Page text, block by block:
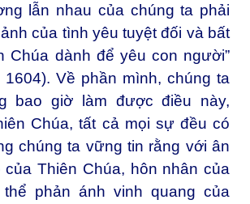
lẫn nhau của chúng ta phải
của tình yêu tuyệt đối và bất
Chúa dành để yêu con người”
1604). Về phần mình, chúng ta
bao giờ làm được điều này,
Chúa, tất cả mọi sự đều có
chúng ta vững tin rằng với ân
Thiên Chúa, hôn nhân của
phản ánh vinh quang của